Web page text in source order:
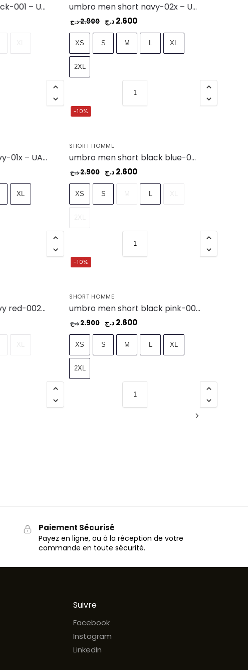
umbro men short black-001 – UAA241M101-001 umbro men short navy-02x – UAA241M104-02X
2.900د.ج 2.600 د.ج
XS S M L XL
2XL
umbro men short navy-01x – UAA241M107-01X
XL
-10%
SHORT HOMME
umbro men short black blue-001 – UAA241M107-001
2.900د.ج 2.600 د.ج
XS S L
umbro men short navy red-002 – UAA241M105-002
-10%
SHORT HOMME
umbro men short black pink-001 – UAA241M105-001
2.900د.ج 2.600 د.ج
XS S M L XL
2XL
Paiement Sécurisé
Payez en ligne, ou à la réception de votre
commande en toute sécurité.
Suivre
Facebook
Instagram
LinkedIn